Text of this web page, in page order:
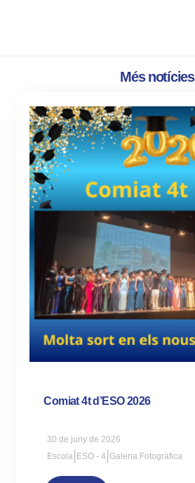
Més notícies
Comiat 4t d’ESO 2026
30 de juny de 2026
Escola ESO - 4 |Galeria Fotogràfica